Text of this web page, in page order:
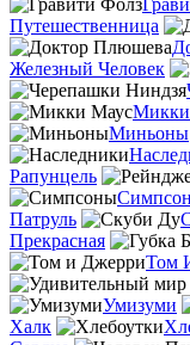
Путешественница
Железный Человек
Миньоны
Рапунцель
Патруль
Прекрасная
Том
Умизуми
Халк